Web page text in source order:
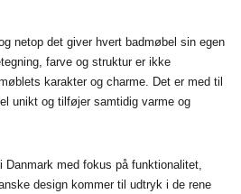
netop det giver hvert badmøbel sin egen
farve og struktur er ikke
karakter og charme. Det er med til
unikt og tilføjer samtidig varme og
Danmark med fokus på funktionalitet,
design kommer til udtryk i de rene